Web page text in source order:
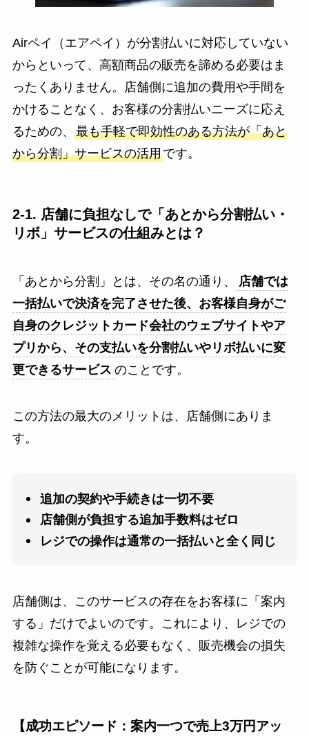
Airペイ（エアペイ）が分割払いに対応していない
からといって、高額商品の販売を諦める必要はま
ったくありません。店舗側に追加の費用や手間を
かけることなく、お客様の分割払いニーズに応え
るための、 最も手軽で即効性のある方法が「あと
から分割」サービスの活用です。
2-1. 店舗に負担なしで「あとから分割払い・
リボ」サービスの仕組みとは？
「あとから分割」とは、その名の通り、
店舗では
一括払いで決済を完了させた後、お客様自身がご
自身のクレジットカード会社のウェブサイトやア
プリから、その支払いを分割払いやリボ払いに変
更できるサービス のことです。
この方法の最大のメリットは、店舗側にありま
す。
追加の契約や手続きは一切不要
店舗側が負担する追加手数料はゼロ
レジでの操作は通常の一括払いと全く同じ
店舗側は、このサービスの存在をお客様に「案内
する」だけでよいのです。これにより、レジでの
複雑な操作を覚える必要もなく、販売機会の損失
を防ぐことが可能になります。
【成功エピソード：案内一つで売上3万円アッ